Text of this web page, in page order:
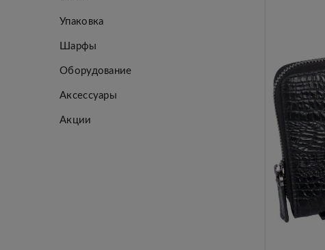
Упаковка
Шарфы
Оборудование
Аксессуары
Акции